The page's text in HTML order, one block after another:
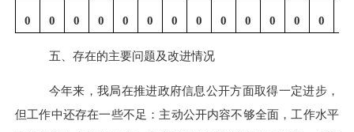
0 0 0 0 0 0 0 0 0 0 0 0 0
五、存在的主要问题及改进情况
今年来， 我局在推进政府信息公开方面取得一定进步，
但工作中还存在一些不足：主动公开内容不够全面，工作水平